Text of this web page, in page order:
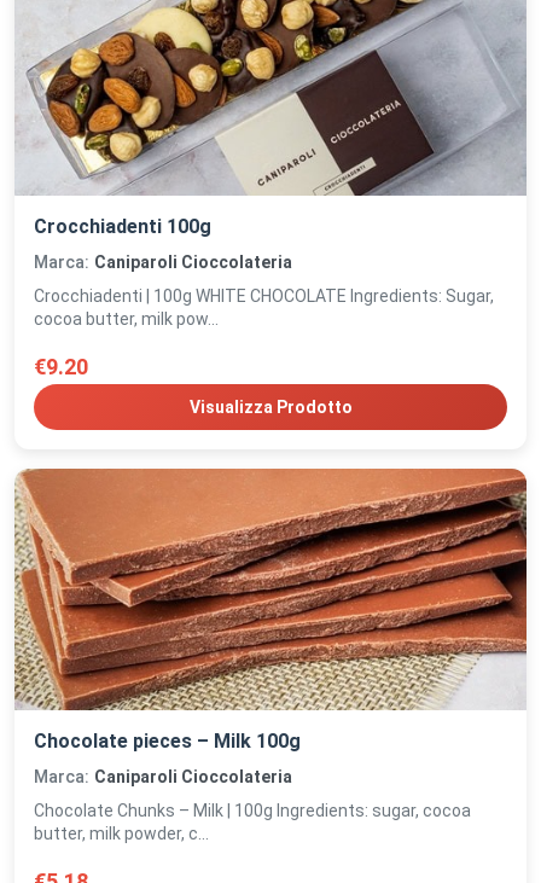
Crocchiadenti 100g
Marca: Caniparoli Cioccolateria
Crocchiadenti | 100g WHITE CHOCOLATE Ingredients: Sugar,
cocoa butter, milk pow...
€9.20
Visualizza Prodotto
Chocolate pieces – Milk 100g
Marca: Caniparoli Cioccolateria
Chocolate Chunks – Milk | 100g Ingredients: sugar, cocoa
butter, milk powder, c...